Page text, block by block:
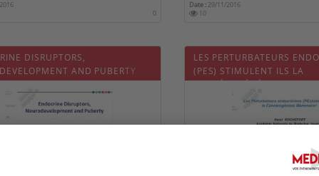
0
Date :29/11/2016
10
DISRUPTORS,
AND PUBERTY
LES PERTURBATEURS
(PES) STIMULENT ILS LA
CANCÉROGÈNÈSE